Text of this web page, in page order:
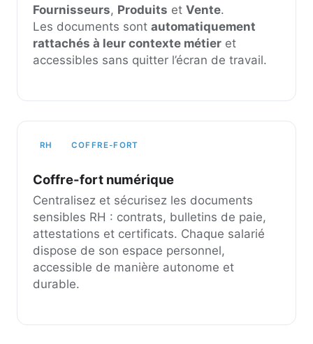
Fournisseurs, Produits et Vente.
Les documents sont automatiquement
rattachés à leur contexte métier et
accessibles sans quitter l’écran de travail.
RH COFFRE-FORT
Coffre-fort numérique
Centralisez et sécurisez les documents
sensibles RH : contrats, bulletins de paie,
attestations et certificats. Chaque salarié
dispose de son espace personnel,
accessible de manière autonome et
durable.